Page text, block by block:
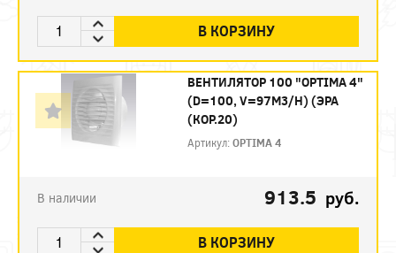
В КОРЗИНУ
ВЕНТИЛЯТОР 100 "OPTIMA 4"
(D=100, V=97M3/H) (ЭРА
(КОР.20)
Артикул:OPTIMA 4
В наличии 913.5 руб.
В КОРЗИНУ